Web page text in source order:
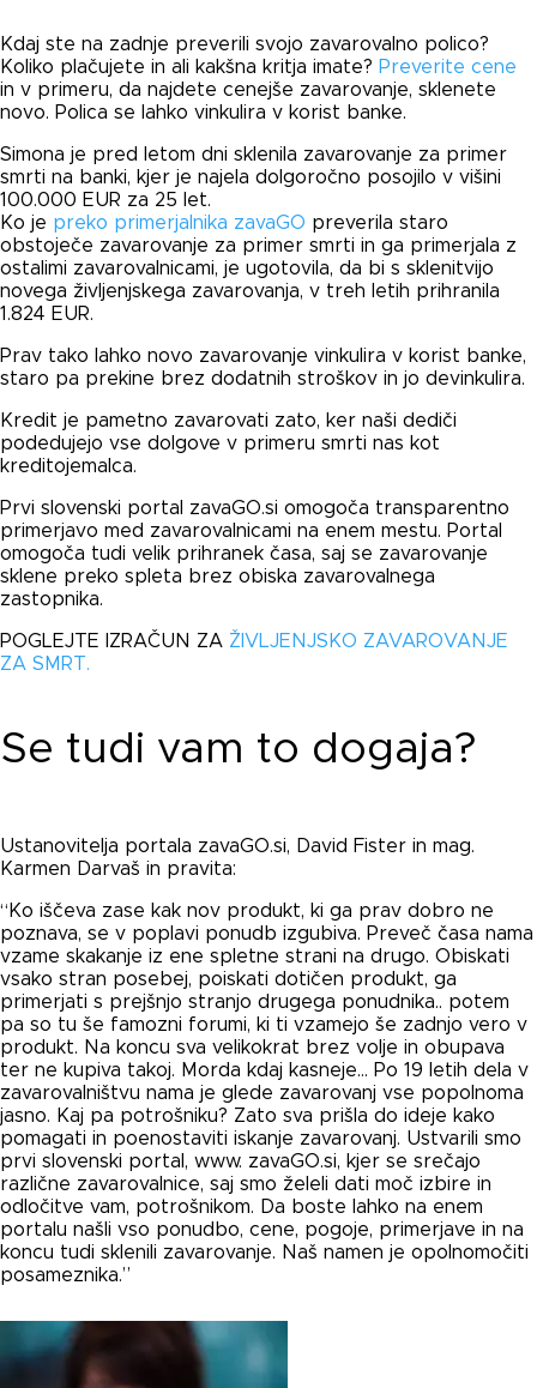
Kdaj ste na zadnje preverili svojo zavarovalno polico?
Koliko plačujete in ali kakšna kritja imate? Preverite cene
in v primeru, da najdete cenejše zavarovanje, sklenete
novo. Polica se lahko vinkulira v korist banke.
Simona je pred letom dni sklenila zavarovanje za primer
smrti na banki, kjer je najela dolgoročno posojilo v višini
100.000 EUR za 25 let.
Ko je preko primerjalnika zavaGO preverila staro
obstoječe zavarovanje za primer smrti in ga primerjala z
ostalimi zavarovalnicami, je ugotovila, da bi s sklenitvijo
novega življenjskega zavarovanja, v treh letih prihranila
1.824 EUR.
Prav tako lahko novo zavarovanje vinkulira v korist banke,
staro pa prekine brez dodatnih stroškov in jo devinkulira.
Kredit je pametno zavarovati zato, ker naši dediči
podedujejo vse dolgove v primeru smrti nas kot
kreditojemalca.
Prvi slovenski portal zavaGO.si omogoča transparentno
primerjavo med zavarovalnicami na enem mestu. Portal
omogoča tudi velik prihranek časa, saj se zavarovanje
sklene preko spleta brez obiska zavarovalnega
zastopnika.
POGLEJTE IZRAČUN ZA ŽIVLJENJSKO ZAVAROVANJE
ZA SMRT.
Se tudi vam to dogaja?
Ustanovitelja portala zavaGO.si, David Fister in mag.
Karmen Darvaš in pravita:
“Ko iščeva zase kak nov produkt, ki ga prav dobro ne
poznava, se v poplavi ponudb izgubiva. Preveč časa nama
vzame skakanje iz ene spletne strani na drugo. Obiskati
vsako stran posebej, poiskati dotičen produkt, ga
primerjati s prejšnjo stranjo drugega ponudnika.. potem
pa so tu še famozni forumi, ki ti vzamejo še zadnjo vero v
produkt. Na koncu sva velikokrat brez volje in obupava
ter ne kupiva takoj. Morda kdaj kasneje… Po 19 letih dela v
zavarovalništvu nama je glede zavarovanj vse popolnoma
jasno. Kaj pa potrošniku? Zato sva prišla do ideje kako
pomagati in poenostaviti iskanje zavarovanj. Ustvarili smo
prvi slovenski portal, www. zavaGO.si, kjer se srečajo
različne zavarovalnice, saj smo želeli dati moč izbire in
odločitve vam, potrošnikom. Da boste lahko na enem
portalu našli vso ponudbo, cene, pogoje, primerjave in na
koncu tudi sklenili zavarovanje. Naš namen je opolnomočiti
posameznika.”